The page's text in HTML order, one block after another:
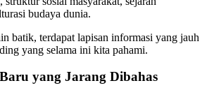
budaya dunia.
batik, terdapat lapisan informasi yang jauh
yang selama ini kita pahami.
yang Jarang Dibahas